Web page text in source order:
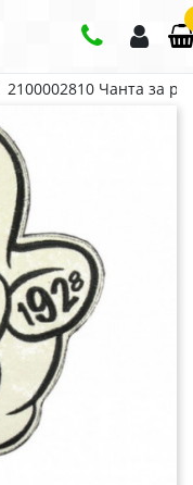
2100002810 Чанта за